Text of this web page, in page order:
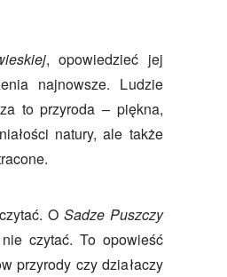
, opowiedzieć jej
najnowsze. Ludzie
to przyroda – piękna,
natury, ale także
O Sadze Puszczy
czytać. To opowieść
przyrody czy działaczy